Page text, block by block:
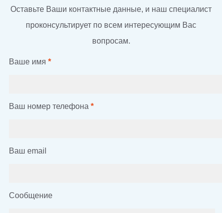
Оставьте Ваши контактные данные, и наш специалист
проконсультирует по всем интересующим Вас
вопросам.
Ваше имя *
Ваш номер телефона *
Ваш email
Сообщение